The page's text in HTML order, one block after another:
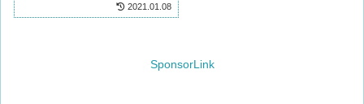
2021.01.08
SponsorLink